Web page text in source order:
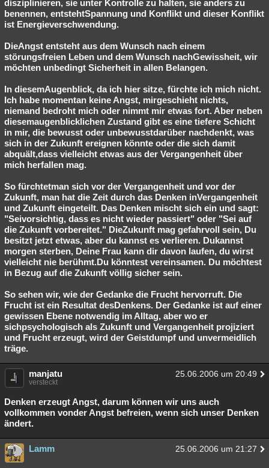
disziplinieren, sie unter Kontrolle zu halten, sie anders zu
benennen, entstehtSpannung und Konflikt und dieser Konflikt
ist Energieverschwendung.
DieAngst entsteht aus dem Wunsch nach einem
störungsfreien Leben und dem Wunsch nachGewissheit, wir
möchten unbedingt Sicherheit in allen Belangen.
In diesemAugenblick, da ich hier sitze, fürchte ich mich nicht.
Ich habe momentan keine Angst, mirgeschieht nichts,
niemand bedroht mich oder nimmt mir etwas fort. Aber neben
diesemaugenblicklichen Zustand gibt es eine tiefere Schicht
in mir, die bewusst oder unbewusstdarüber nachdenkt, was
sich in der Zukunft ereignen könnte oder die sich damit
abquält,dass vielleicht etwas aus der Vergangenheit über
mich herfallen mag.
So fürchtetman sich vor der Vergangenheit und vor der
Zukunft, man hat die Zeit durch das Denken inVergangenheit
und Zukunft eingeteilt. Das Denken mischt sich ein und sagt:
"Seivorsichtig, dass es nicht wieder passiert" oder "Sei auf
die Zukunft vorbereitet." DieZukunft mag gefahrvoll sein, Du
besitzt jetzt etwas, aber du kannst es verlieren. Dukannst
morgen sterben, Deine Frau kann dir davon laufen, du wirst
vielleicht nie berühmt.Du könntest vereinsamen. Du möchtest
in Bezug auf die Zukunft völlig sicher sein.
So sehen wir, wie der Gedanke die Frucht hervorruft. Die
Frucht ist ein Resultat desDenkens. Der Gedanke ist auf einer
gewissen Ebene notwendig im Alltag, aber wo er
sichpsychologisch als Zukunft und Vergangenheit projiziert
und Frucht erzeugt, wird der Geistdumpf und unvermeidlich
träge.
manjatu 25.06.2006 um 20:49
versteckt
Denken erzeugt Angst, darum können wir uns auch
vollkommen vonder Angst befreien, wenn sich unser Denken
ändert.
Lamm 25.06.2006 um 21:27